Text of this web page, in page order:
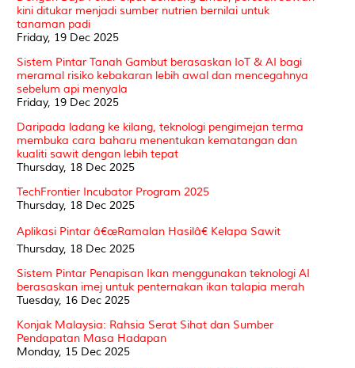
kini ditukar menjadi sumber nutrien bernilai untuk
tanaman padi
Friday, 19 Dec 2025
Sistem Pintar Tanah Gambut berasaskan IoT & AI bagi
meramal risiko kebakaran lebih awal dan mencegahnya
sebelum api menyala
Friday, 19 Dec 2025
Daripada ladang ke kilang, teknologi pengimejan terma
membuka cara baharu menentukan kematangan dan
kualiti sawit dengan lebih tepat
Thursday, 18 Dec 2025
TechFrontier Incubator Program 2025
Thursday, 18 Dec 2025
Aplikasi Pintar â€œRamalan Hasilâ€ Kelapa Sawit
Thursday, 18 Dec 2025
Sistem Pintar Penapisan Ikan menggunakan teknologi AI
berasaskan imej untuk penternakan ikan talapia merah
Tuesday, 16 Dec 2025
Konjak Malaysia: Rahsia Serat Sihat dan Sumber
Pendapatan Masa Hadapan
Monday, 15 Dec 2025